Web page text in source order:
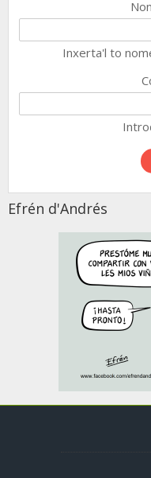
Inxerta'l to
Efrén d'Andrés